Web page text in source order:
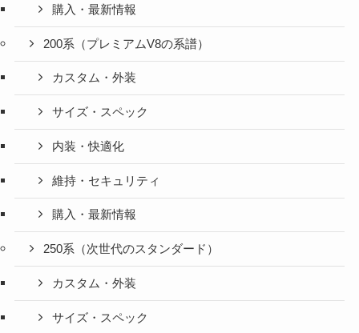
購入・最新情報
200系（プレミアムV8の系譜）
カスタム・外装
サイズ・スペック
内装・快適化
維持・セキュリティ
購入・最新情報
250系（次世代のスタンダード）
カスタム・外装
サイズ・スペック